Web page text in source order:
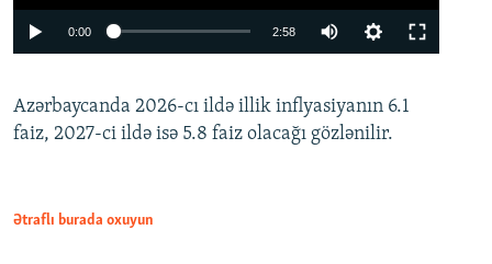
0:00 2:58
360p
480p
Azərbaycanda 2026-cı ildə illik inflyasiyanın 6.1
faiz, 2027-ci ildə isə 5.8 faiz olacağı gözlənilir.
Ətraflı burada oxuyun